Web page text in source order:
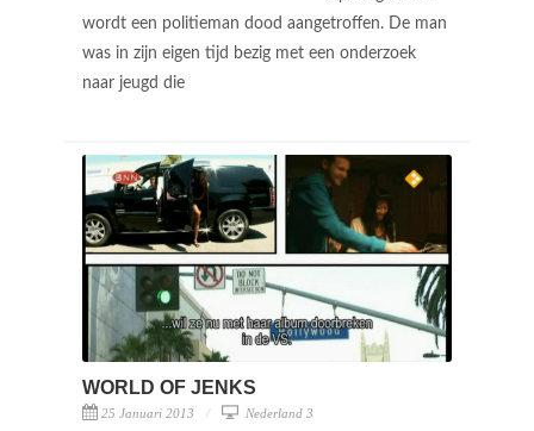
wordt een politieman dood aangetroffen. De man
was in zijn eigen tijd bezig met een onderzoek
naar jeugd die
WORLD OF JENKS
25 Januari 2013 Nederland 3